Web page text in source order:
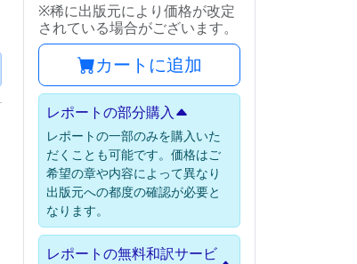
※稀に出版元により価格が改定
されている場合がございます。
カートに追加
レポートの部分購入
レポートの一部のみを購入いた
だくことも可能です。価格はご
希望の章や内容によって異なり
出版元への都度の確認が必要と
なります。
レポートの無料和訳サービ